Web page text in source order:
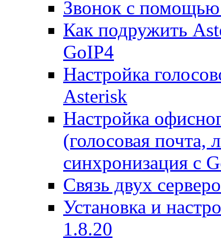
Звонок с
Как подружить
GoIP4
Настройка
Asterisk
Настройка
(голосовая почта,
синхронизация с
Связь двух
Установка и
1.8.20